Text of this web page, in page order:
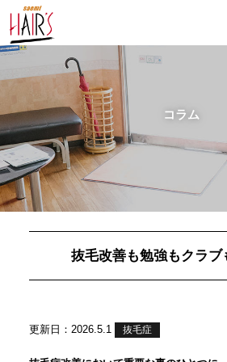
コラム
抜毛改善も勉強もクラブ
更新日：2026.5.1 抜毛症